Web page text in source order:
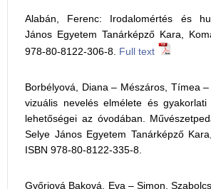
Alabán, Ferenc: Irodalomértés és
János Egyetem Tanárképző Kara,
978-80-8122-306-8. Full text
Borbélyová, Diana – Mészáros, Tímea
vizuális nevelés elmélete és gyakorlati
lehetőségei az óvodában.
Selye János Egyetem Tanárképző
ISBN 978-80-8122-335-8.
Győriová Baková, Eva – Simon,